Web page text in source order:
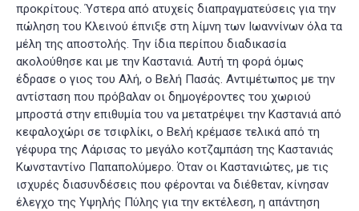
προκρίτους. Ύστερα από ατυχείς διαπραγματεύσεις για την
πώληση του Κλεινού έπνιξε στη λίμνη των Ιωαννίνων όλα τα
μέλη της αποστολής. Την ίδια περίπου διαδικασία
ακολούθησε και με την Καστανιά. Αυτή τη φορά όμως
έδρασε ο γιος του Αλή, ο Βελή Πασάς. Αντιμέτωπος με την
αντίσταση που πρόβαλαν οι δημογέροντες του χωριού
μπροστά στην επιθυμία του να μετατρέψει την Καστανιά από
κεφαλοχώρι σε τσιφλίκι, ο Βελή κρέμασε τελικά από τη
γέφυρα της Λάρισας το μεγάλο κοτζαμπάση της Καστανιάς
Κωνσταντίνο Παπαπολύμερο. Όταν οι Καστανιώτες, με τις
ισχυρές διασυνδέσεις που φέρονται να διέθεταν, κίνησαν
έλεγχο της Υψηλής Πύλης για την εκτέλεση, η απάντηση